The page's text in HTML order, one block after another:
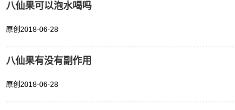
八仙果可以泡水喝吗
原创 2018-06-28
八仙果有没有副作用
原创 2018-06-28